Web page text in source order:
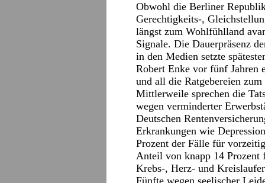
Obwohl die Berliner
Gerechtigkeits-,
längst zum Wohlfühlland
Signale. Die Dauerpräsenz
in den Medien setzte
Robert Enke vor fünf Jahren
und all die Ratgebereien
Mittlerweile sprechen die
wegen verminderter
Deutschen
Erkrankungen wie
Prozent der Fälle für
Anteil von knapp 14 Prozent
Krebs-, Herz- und
Fünfte wegen seelischer